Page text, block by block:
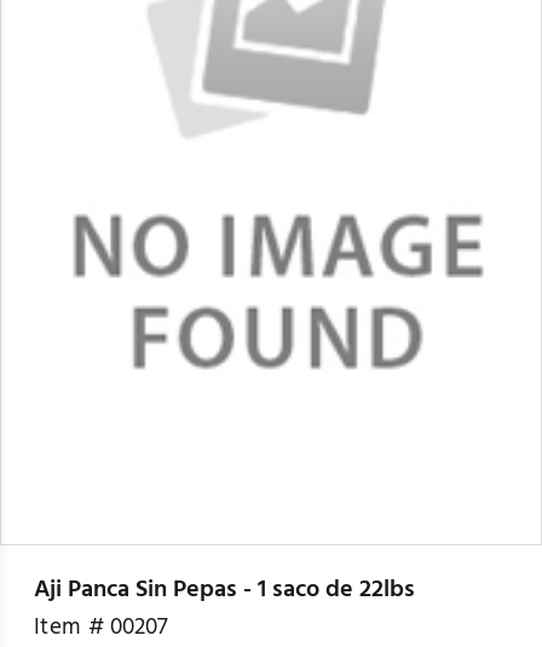
Aji Panca Sin Pepas - 1 saco de 22lbs
Item #00207